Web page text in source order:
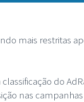
mais restritas
do
nas campanhas